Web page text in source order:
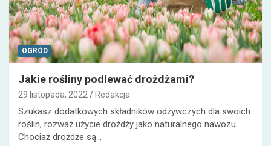
OGRÓD
Jakie rośliny podlewać drożdżami?
29 listopada, 2022 Redakcja
Szukasz dodatkowych składników odżywczych dla swoich
roślin, rozważ użycie drożdży jako naturalnego nawozu.
Chociaż drożdże są…